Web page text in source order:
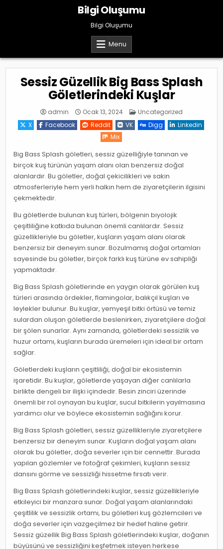
Bilgi Oluşumu
Bilgi Oluşumu
Menu
Sessiz Güzellik Big Bass Splash
Göletlerindeki Kuşlar
admin Ocak 13, 2024 Posted
Uncategorized
X
Facebook Reddit VK Digg
Linkedin
Mix
Big Bass Splash göletleri, sessiz güzelliğiyle tanınan ve
birçok kuş türünün yaşam alanı olan benzersiz doğal
alanlardır. Bu göletler, doğal çekicilikleri ve sakin
atmosferleriyle hem yerli halkın hem de ziyaretçilerin ilgisini
çekmektedir.
Bu göletlerde bulunan kuş türleri, bölgenin biyolojik
çeşitliliğine katkıda bulunan önemli canlılardır. Sessiz
güzellikleriyle bu göletler, kuşların yaşam alanı olarak
benzersiz bir deneyim sunar. Bozulmamış doğal ortamları
sayesinde bu göletler, birçok farklı kuş türüne ev sahipliği
yapmaktadır.
Big Bass Splash göletlerinde en yaygın olarak görülen kuş
türleri arasında ördekler, flamingolar, balıkçıl kuşları ve
leylekler bulunur. Bu kuşlar, yemyeşil bitki örtüsü ve temiz
sulardan oluşan göletlerde beslenirken, ziyaretçilere doğal
bir şölen sunarlar. Aynı zamanda, göletlerdeki sessizlik ve
huzur ortamı, kuşların burada üremeleri için ideal bir ortam
sağlar.
Göletlerdeki kuşların çeşitliliği, doğal bir ekosistemin
işaretidir. Bu kuşlar, göletlerde yaşayan diğer canlılarla
birlikte dengeli bir ilişki içindedir. Besin zinciri üzerinde
önemli bir rol oynayan bu kuşlar, sucul bitkilerin yayılmasına
yardımcı olur ve böylece ekosistemin sağlığını korur.
Big Bass Splash göletleri, sessiz güzellikleriyle ziyaretçilere
benzersiz bir deneyim sunar. Kuşların doğal yaşam alanı
olarak bu göletler, doğa severler için bir cennettir. Burada
yapılan gözlemler ve fotoğraf çekimleri, kuşların sessiz
dansını görme ve sessizliği hissetme fırsatı verir.
Big Bass Splash göletlerindeki kuşlar, sessiz güzellikleriyle
etkileyici bir manzara sunar. Doğal yaşam alanlarındaki
çeşitlilik ve sessizlik ortamı, bu göletleri kuş gözlemcileri ve
doğa severler için vazgeçilmez bir hedef haline getirir.
Sessiz güzellik Big Bass Splash göletlerindeki kuşlar, doğanın
büyüsünü ve sessizliğini keşfetmek isteyen herkese